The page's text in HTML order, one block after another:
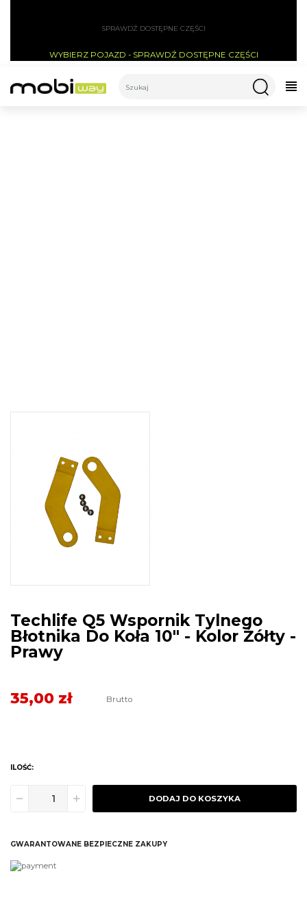
SPRAWDŹ DOSTĘPNE CZĘŚCI
WYBIERZ POJAZD - SPRAWDŹ DOSTĘPNE CZĘŚCI
CATEGORIES
Techlife Q5 Wspornik Tylnego
Błotnika Do Koła 10" - Kolor Żółty -
Prawy
35,00 zł Brutto
ILOŚĆ:
DODAJ DO KOSZYKA
GWARANTOWANE BEZPIECZNE ZAKUPY